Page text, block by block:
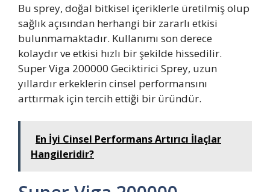
Bu sprey, doğal bitkisel içeriklerle üretilmiş olup
sağlık açısından herhangi bir zararlı etkisi
bulunmamaktadır. Kullanımı son derece
kolaydır ve etkisi hızlı bir şekilde hissedilir.
Super Viga 200000 Geciktirici Sprey, uzun
yıllardır erkeklerin cinsel performansını
arttırmak için tercih ettiği bir üründür.
En İyi Cinsel Performans Artırıcı İlaçlar
Hangileridir?